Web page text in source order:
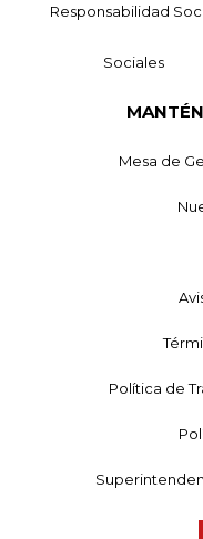
Responsabilidad
Sociales
Mesa de
Política de